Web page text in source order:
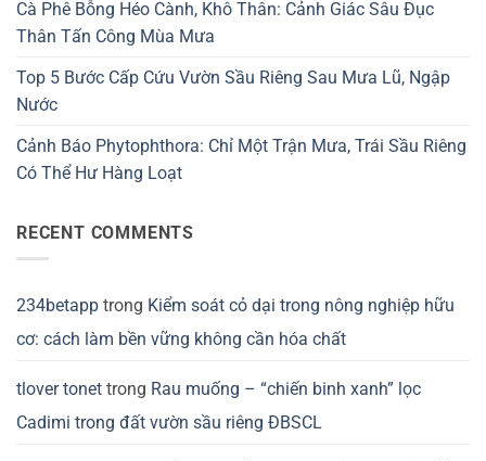
Cà Phê Bỗng Héo Cành, Khô Thân: Cảnh Giác Sâu Đục
Thân Tấn Công Mùa Mưa
Top 5 Bước Cấp Cứu Vườn Sầu Riêng Sau Mưa Lũ, Ngập
Nước
Cảnh Báo Phytophthora: Chỉ Một Trận Mưa, Trái Sầu Riêng
Có Thể Hư Hàng Loạt
RECENT COMMENTS
234betapp trong Kiểm soát cỏ dại trong nông nghiệp hữu
cơ: cách làm bền vững không cần hóa chất
tlover tonet trong Rau muống – “chiến binh xanh” lọc
Cadimi trong đất vườn sầu riêng ĐBSCL